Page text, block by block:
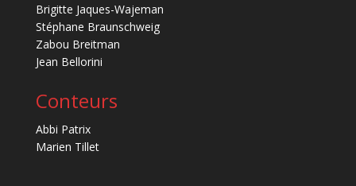
Brigitte Jaques-Wajeman
Stéphane Braunschweig
Zabou Breitman
Jean Bellorini
Conteurs
Abbi Patrix
Marien Tillet